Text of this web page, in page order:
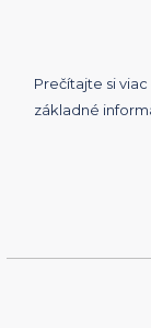
Prečítajte si
základné